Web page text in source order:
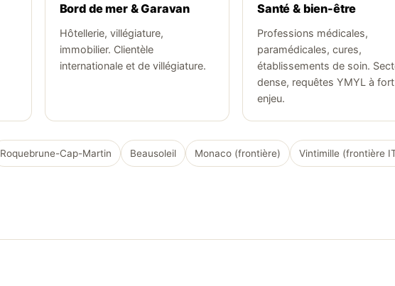
Bord de mer & Garavan
Hôtellerie, villégiature,
immobilier. Clientèle
internationale et de villégiature.
Santé & bien-être
Professions médicales,
paramédicales, cures,
établissements de soin.
dense, requêtes YMYL à fort
enjeu.
Roquebrune-Cap-Martin Beausoleil Monaco (frontière) Vintimille (frontière